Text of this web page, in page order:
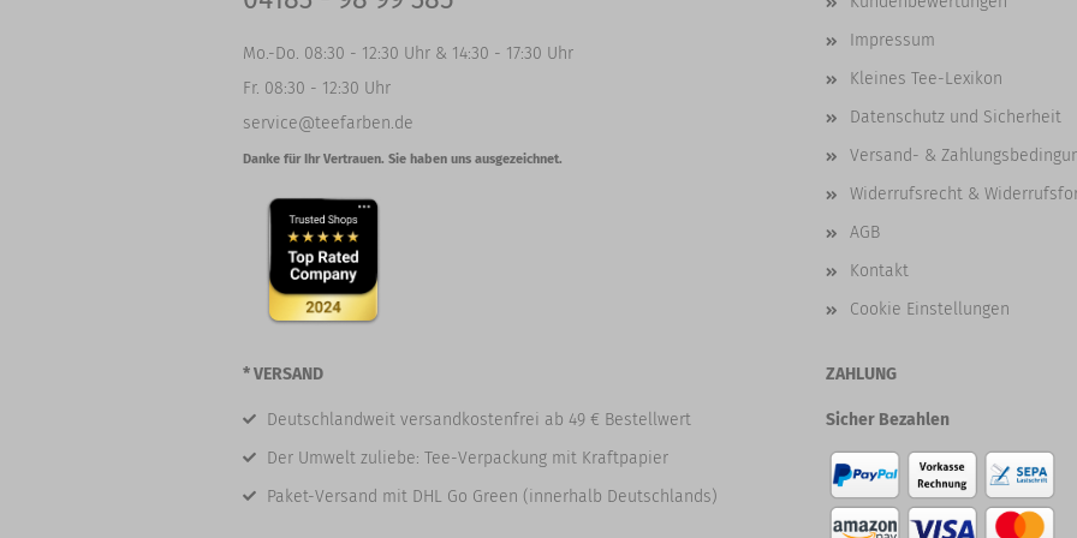
Mo.-Do. 08:30 - 12:30 Uhr & 14:30 - 17:30 Uhr
Fr. 08:30 - 12:30 Uhr
service@teefarben.de
Danke für Ihr Vertrauen. Sie haben uns ausgezeichnet.
Impressum
Kleines Tee-Lexikon
Datenschutz und Sicherheit
Versand- &
Widerrufsrecht &
AGB
Kontakt
Cookie Einstellungen
* VERSAND
Deutschlandweit versandkostenfrei ab 49 € Bestellwert
Der Umwelt zuliebe: Tee-Verpackung mit Kraftpapier
Paket-Versand mit DHL Go Green (innerhalb Deutschlands)
ZAHLUNG
Sicher Bezahlen